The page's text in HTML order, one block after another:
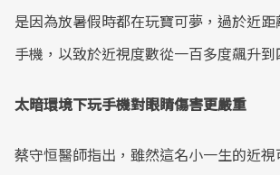
是因為放暑假時都在玩寶可夢，過於近
手機，以致於近視度數從一百多度飆升到
太暗環境下玩手機對眼睛傷害更嚴重
蔡守恒醫師指出，雖然這名小一生的近